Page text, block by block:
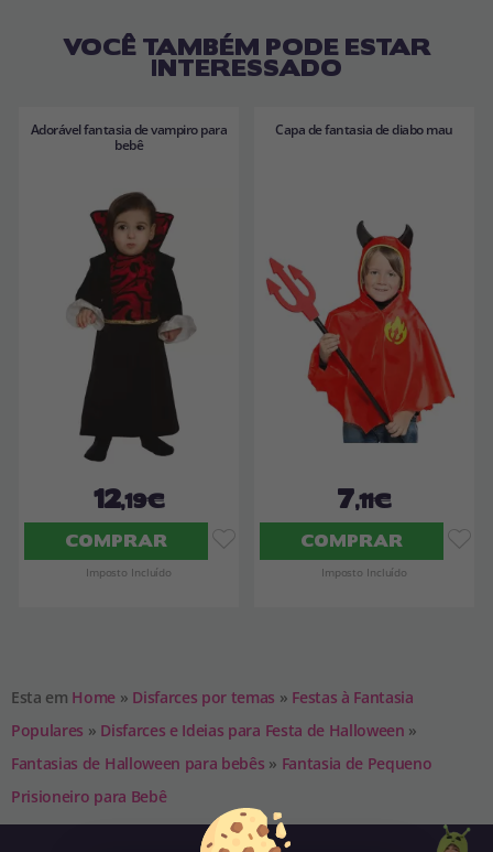
VOCÊ TAMBÉM PODE ESTAR
INTERESSADO
Adorável fantasia de vampiro para
bebê
12,19€
COMPRAR
Imposto Incluído
Capa de fantasia de diabo mau
7,11€
COMPRAR
Imposto Incluído
Esta em Home » Disfarces por temas » Festas à Fantasia
Populares » Disfarces e Ideias para Festa de Halloween »
Fantasias de Halloween para bebês » Fantasia de Pequeno
Prisioneiro para Bebê